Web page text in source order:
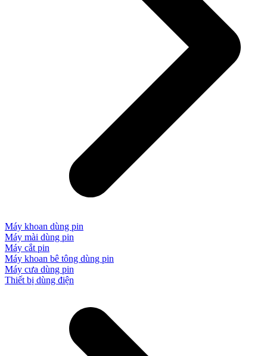
Máy khoan dùng pin
Máy mài dùng pin
Máy cắt pin
Máy khoan bê tông dùng pin
Máy cưa dùng pin
Thiết bị dùng điện